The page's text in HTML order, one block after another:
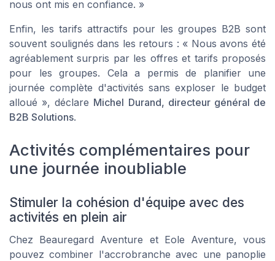
nous ont mis en confiance. »
Enfin, les tarifs attractifs pour les groupes B2B sont
souvent soulignés dans les retours : « Nous avons été
agréablement surpris par les offres et tarifs proposés
pour les groupes. Cela a permis de planifier une
journée complète d'activités sans exploser le budget
alloué », déclare Michel Durand, directeur général de
B2B Solutions.
Activités complémentaires pour
une journée inoubliable
Stimuler la cohésion d'équipe avec des
activités en plein air
Chez Beauregard Aventure et Eole Aventure, vous
pouvez combiner l'accrobranche avec une panoplie